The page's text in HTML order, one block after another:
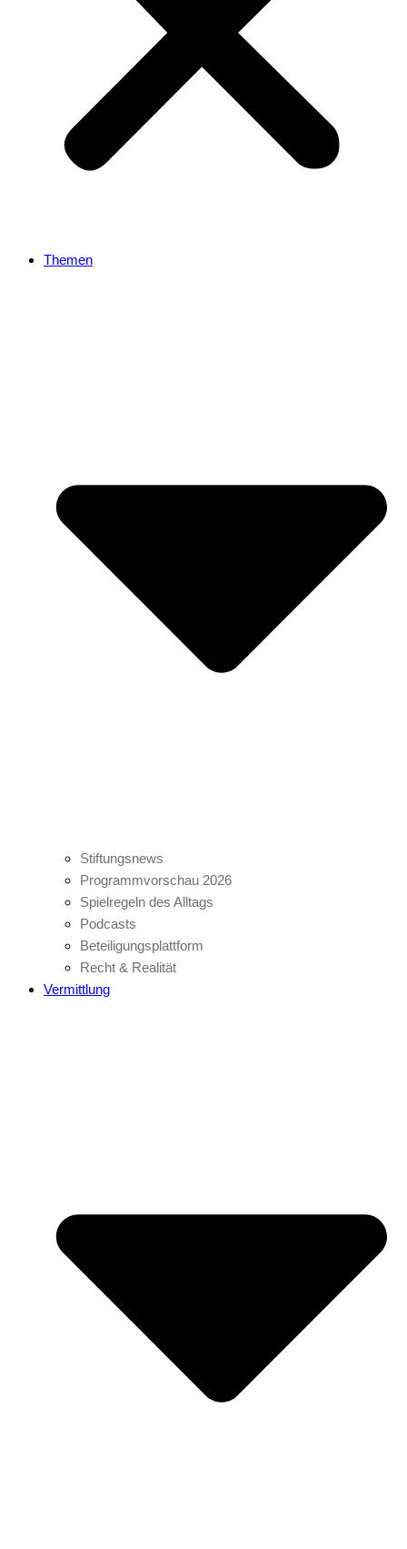
Themen
Stiftungsnews
Programmvorschau 2026
Spielregeln des Alltags
Podcasts
Beteiligungsplattform
Recht & Realität
Vermittlung